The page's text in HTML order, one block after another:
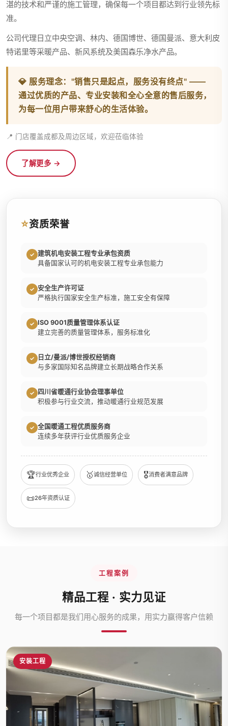
湛的技术和严谨的施工管理，确保每一个项目都达到行业领先标
准。
公司代理日立中央空调、林内、德国博世、德国曼派、意大利皮
特诺里等采暖产品、新风系统及美国森乐净水产品。
💎 服务理念： "销售只是起点，服务没有终点" ——
通过优质的产品、专业安装和全心全意的售后服务，
为每一位用户带来舒心的生活体验。
📍 门店覆盖成都及周边区域，欢迎莅临体验
了解更多 →
⭐资质荣誉
✓ 建筑机电安装工程专业承包资质
具备国家认可的机电安装工程专业承包能力
✓ 安全生产许可证
严格执行国家安全生产标准，施工安全有保障
✓ ISO 9001质量管理体系认证
建立完善的质量管理体系，服务标准化
✓
日立/曼派/博世授权经销商
与多家国际知名品牌建立长期战略合作关系
✓
四川省暖通行业协会理事单位
积极参与行业交流，推动暖通行业规范发展
✓ 全国暖通工程优质服务商
连续多年获评行业优质服务企业
🏆行业优秀企业 🥇诚信经营单位 🎖️消费者满意品牌
📜26年资质认证
工程案例
精品工程 · 实力见证
每一个项目都是我们用心服务的成果，用实力赢得客户信赖
安装工程